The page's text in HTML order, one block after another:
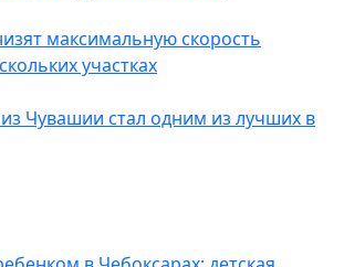
максимальную скорость
участках
Чувашии стал одним из лучших в